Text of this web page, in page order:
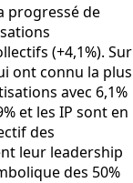
progressé de
(+4,1%). Sur
ont connu la plus
avec 6,1%
et les IP sont en
des
leur leadership
des 50%